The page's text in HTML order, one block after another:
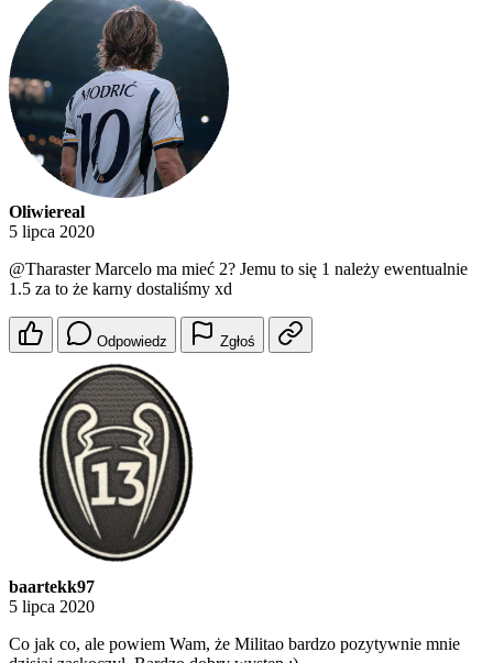
Oliwiereal
5 lipca 2020
@TharasterMarcelo ma mieć 2? Jemu to się 1 należy ewentualnie
1.5 za to że karny dostaliśmy xd
Odpowiedz Zgłoś
baartekk97
5 lipca 2020
Co jak co, ale powiem Wam, że Militao bardzo pozytywnie mnie